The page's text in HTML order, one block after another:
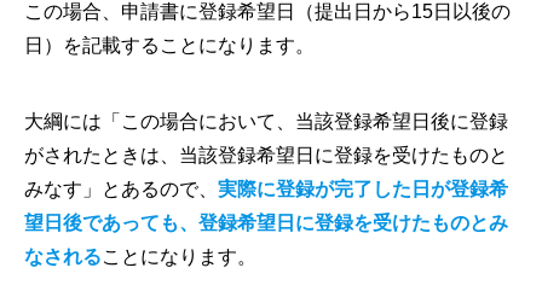
この場合、申請書に登録希望日（提出日から15日以後の
日）を記載することになります。
大綱には「この場合において、当該登録希望日後に登録
がされたときは、当該登録希望日に登録を受けたものと
みなす」とあるので、 実際に登録が完了した日が登録希
望日後であっても、登録希望日に登録を受けたものとみ
なされることになります。